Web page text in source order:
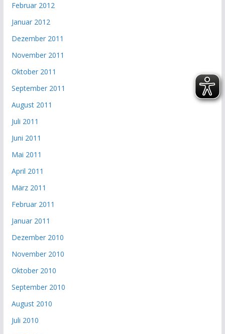
Februar 2012
Januar 2012
Dezember 2011
November 2011
Oktober 2011
September 2011
August 2011
Juli 2011
Juni 2011
Mai 2011
April 2011
März 2011
Februar 2011
Januar 2011
Dezember 2010
November 2010
Oktober 2010
September 2010
August 2010
Juli 2010